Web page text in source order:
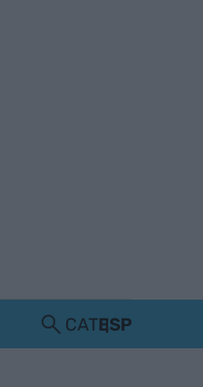
CATESP